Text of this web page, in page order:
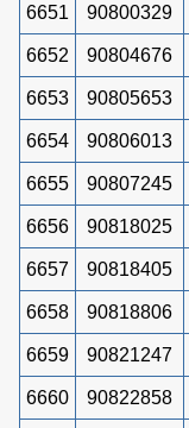
6651 90800329
6652 90804676
6653 90805653
6654 90806013
6655 90807245
6656 90818025
6657 90818405
6658 90818806
6659 90821247
6660 90822858